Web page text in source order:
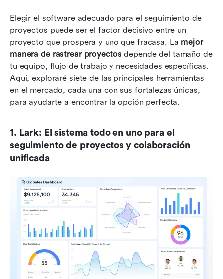
Elegir el software adecuado para el seguimiento de
proyectos puede ser el factor decisivo entre un
proyecto que prospera y uno que fracasa. La mejor
manera de rastrear proyectos depende del tamaño de
tu equipo, flujo de trabajo y necesidades específicas.
Aquí, exploraré siete de las principales herramientas
en el mercado, cada una con sus fortalezas únicas,
para ayudarte a encontrar la opción perfecta.
1. Lark: El sistema todo en uno para el
seguimiento de proyectos y colaboración
unificada